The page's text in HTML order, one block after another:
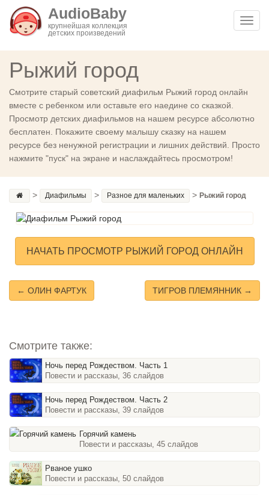
AudioBaby
крупнейшая коллекция
детских произведений
Рыжий город
Смотрите старый советский диафильм Рыжий город онлайн
вместе с ребенком или оставьте его наедине со сказкой.
Просмотр детских диафильмов на нашем ресурсе абсолютно
бесплатен. Покажите своему малышу сказку на нашем
ресурсе без ненужной регистрации и лишних действий. Просто
нажмите "пуск" на экране и наслаждайтесь просмотром!
> Диафильмы > Разное для маленьких > Рыжий город
НАЧАТЬ ПРОСМОТР РЫЖИЙ ГОРОД ОНЛАЙН
← ОЛИН ФАРТУК ТИГРОВ ПЛЕМЯННИК →
Смотрите также:
Ночь перед Рождеством. Часть 1
Повести и рассказы, 36 слайдов
Ночь перед Рождеством. Часть 2
Повести и рассказы, 39 слайдов
Горячий камень
Повести и рассказы, 45 слайдов
Рваное ушко
Повести и рассказы, 50 слайдов